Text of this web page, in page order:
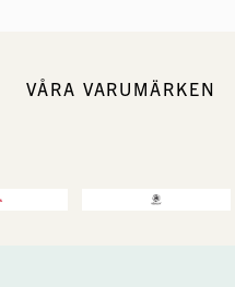
VÅRA VARUMÄRKEN